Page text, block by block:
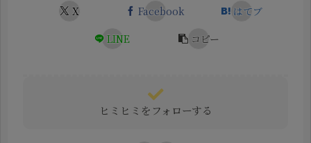
X Facebook
はてブ
LINE
コピー
ヒミヒミをフォローする